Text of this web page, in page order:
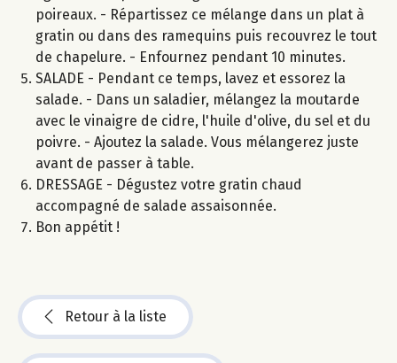
poireaux. - Répartissez ce mélange dans un plat à
gratin ou dans des ramequins puis recouvrez le tout
de chapelure. - Enfournez pendant 10 minutes.
SALADE - Pendant ce temps, lavez et essorez la
salade. - Dans un saladier, mélangez la moutarde
avec le vinaigre de cidre, l'huile d'olive, du sel et du
poivre. - Ajoutez la salade. Vous mélangerez juste
avant de passer à table.
DRESSAGE - Dégustez votre gratin chaud
accompagné de salade assaisonnée.
Bon appétit !
Retour à la liste